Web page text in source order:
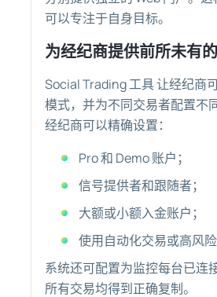
可以专注于自身目标。
为经纪商提供前所未有
Social Trading 工具让经纪商
模式，并为不同交易者配置不
经纪商可以精确设置：
Pro 和 Demo 账户；
信号提供者和跟随者；
大额或小额入金账户；
使用自动化交易或高风险
系统还可配置为监控每台已连
所有交易均得到正确复制。